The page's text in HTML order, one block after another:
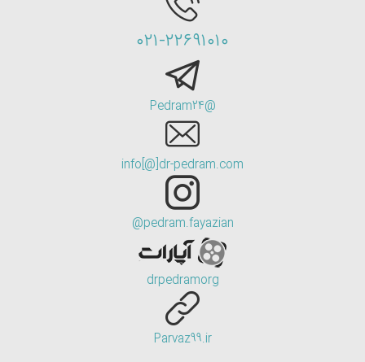
۰۲۱-۲۲۶۹۱۰۱۰
@Pedram24
info[@]dr-pedram.com
pedram.fayazian@
drpedramorg
Parvaz99.ir